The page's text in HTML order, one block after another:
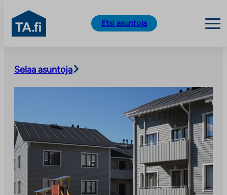
sisältöön
TA.fi
Etsi asuntoja
Selaa asuntoja